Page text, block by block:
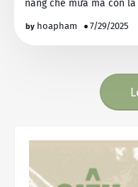
nắng che mưa mà còn
hoapham 7/29/2025